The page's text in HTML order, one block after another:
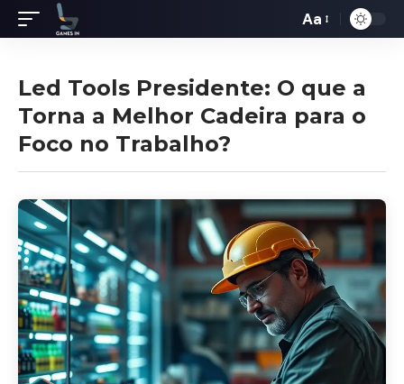
fontes
Aa
Led Tools Presidente: O que a
Torna a Melhor Cadeira para o
Foco no Trabalho?